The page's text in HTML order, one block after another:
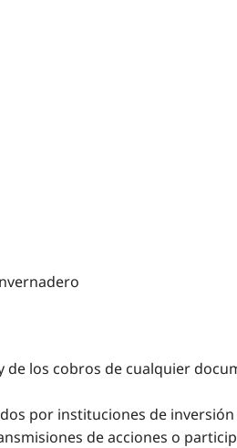
los cobros de cualquier
por instituciones de
de acciones o